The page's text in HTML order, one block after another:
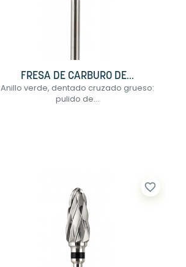
FRESA DE CARBURO DE...
Anillo verde, dentado cruzado grueso:
pulido de...
favorite_border